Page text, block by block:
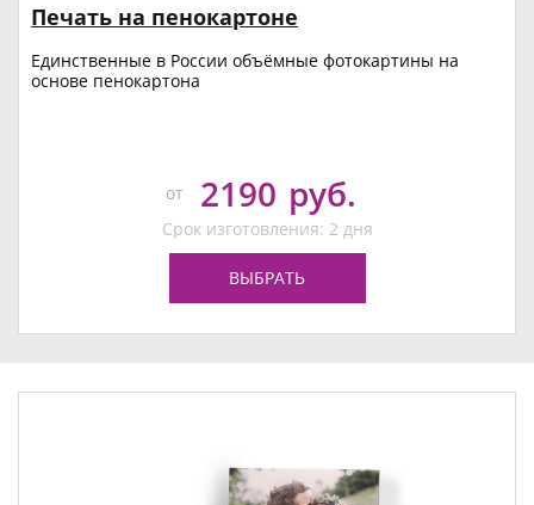
Печать на пенокартоне
Единственные в России объёмные фотокартины на
основе пенокартона
от 2190 руб.
Срок изготовления: 2 дня
ВЫБРАТЬ